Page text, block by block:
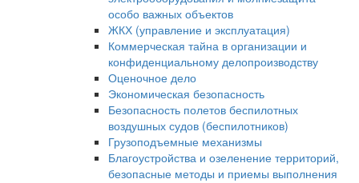
особо важных объектов
ЖКХ (управление и эксплуатация)
Коммерческая тайна в организации и
конфиденциальному делопроизводству
Оценочное дело
Экономическая безопасность
Безопасность полетов беспилотных
воздушных судов (беспилотников)
Грузоподъемные механизмы
Благоустройства и озеленение территорий,
безопасные методы и приемы выполнения